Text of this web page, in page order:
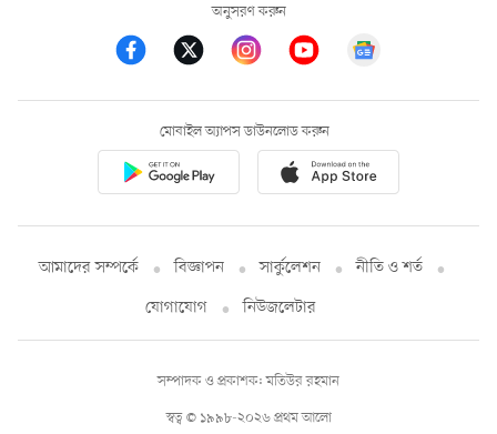
অনুসরণ করুন
মোবাইল অ্যাপস ডাউনলোড করুন
আমাদের সম্পর্কে বিজ্ঞাপন সার্কুলেশন
নীতি ও শর্ত
যোগাযোগ
নিউজলেটার
স্বত্ব © ১৯৯৮-২০২৬ প্রথম আলো
সম্পাদক ও প্রকাশক: মতিউর রহমান